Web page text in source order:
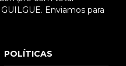
Enviamos para
POLÍTICAS